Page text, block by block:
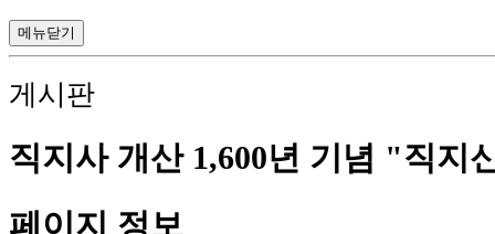
메뉴닫기
게시판
직지사 개산 1,600년 기념 "직지
페이지 정보